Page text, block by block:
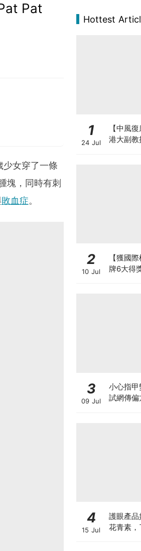
Pat
少女穿了一條
塊，同時有刺
敗血症。
Hottest
1
24 Jul
【中風
港大副教
2
10 Jul
【獲國
牌6大得
3
09 Jul
小心指
試網傳偏
4
15 Jul
護眼產
花青素，